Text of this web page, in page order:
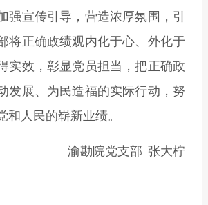
强宣传引导，营造浓厚氛围，引
将正确政绩观内化于心、外化于
实效，彰显党员担当，把正确政
发展、为民造福的实际行动，努
和人民的崭新业绩。
渝勘院党支部 张大柠